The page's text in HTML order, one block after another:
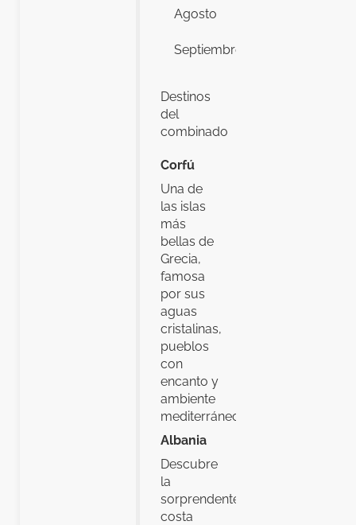
Agosto
Septiembre
Destinos
del
combinado
Corfú
Una de
las islas
más
bellas de
Grecia,
famosa
por sus
aguas
cristalinas,
pueblos
con
encanto y
ambiente
mediterráneo.
Albania
Descubre
la
sorprendente
costa